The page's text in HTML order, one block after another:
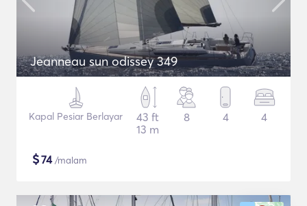
Jeanneau sun odissey 349
Kapal Pesiar Berlayar
43 ft
13 m
8 4 4
$74/malam